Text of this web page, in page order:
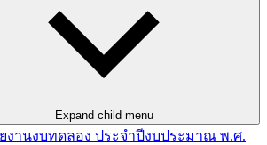
Expand child menu
งานงบทดลอง ประจำปีงบประมาณ พ.ศ.